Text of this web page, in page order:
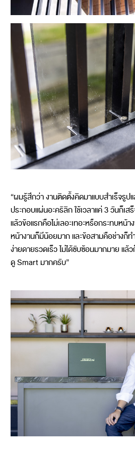
“ผมรู้สึกว่า งานติดตั้งคิดมาแบบสำเร็จรู
ประกอบแผ่นอะคริลิก ใช้เวลาแค่ 3 วันก็เส
แล้วข้อแรกคือไม่เลอะเทอะหรือกระทบหน้
หน้างานก็มีน้อยมาก และข้อสามคือช่างก็ท
ง่ายดายรวดเร็ว ไม่ได้ซับซ้อนมากมาย แ
ดู Smart มากครับ”